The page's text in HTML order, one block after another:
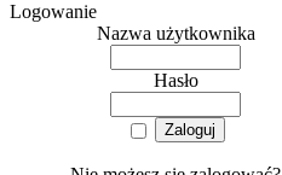
Logowanie
Nazwa użytkownika
Hasło